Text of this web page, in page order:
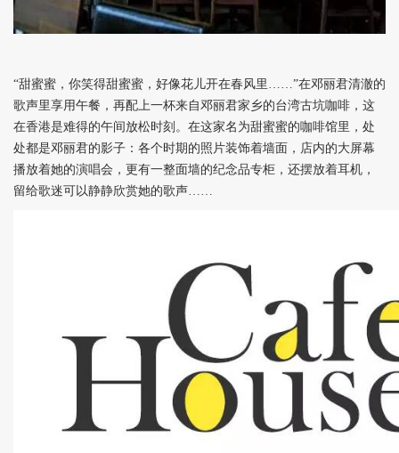
“甜蜜蜜，你笑得甜蜜蜜，好像花儿开在春风里……”在邓丽君清澈的
歌声里享用午餐，再配上一杯来自邓丽君家乡的台湾古坑咖啡，这
在香港是难得的午间放松时刻。在这家名为甜蜜蜜的咖啡馆里，处
处都是邓丽君的影子：各个时期的照片装饰着墙面，店内的大屏幕
播放着她的演唱会，更有一整面墙的纪念品专柜，还摆放着耳机，
留给歌迷可以静静欣赏她的歌声……